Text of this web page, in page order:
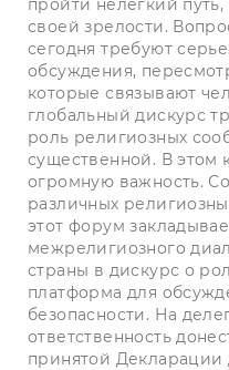
пройти нелегкий
своей зрелости.
сегодня требуют
обсуждения,
которые связывают
глобальный дискурс
роль религиозных
существенной. В этом
огромную важность.
различных
этот форум
межрелигиозного
страны в дискурс о
платформа для
безопасности. На
ответственность
принятой Декларации